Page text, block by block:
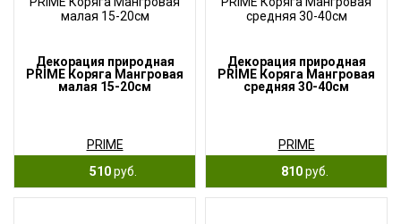
Декорация природная
PRIME Коряга Мангровая
малая 15-20см
PRIME
510руб.
Декорация природная
PRIME Коряга Мангровая
средняя 30-40см
PRIME
810руб.